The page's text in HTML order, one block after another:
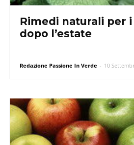
Rimedi naturali per i
dopo l’estate
Redazione Passione In Verde - 10